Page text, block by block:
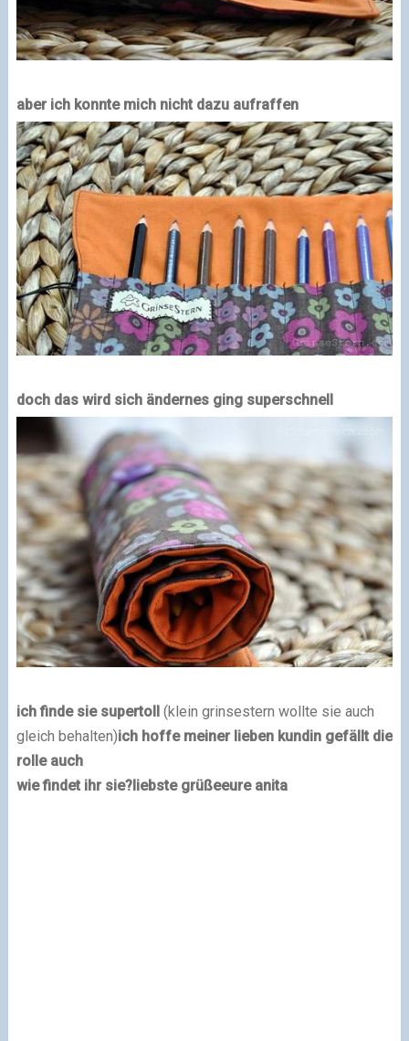
aber ich konnte mich nicht dazu aufraffen
doch das wird sich ändernes ging superschnell
ich finde sie supertoll (klein grinsestern wollte sie auch
gleich behalten)ich hoffe meiner lieben kundin gefällt die
rolle auch
wie findet ihr sie?liebste grüßeeure anita